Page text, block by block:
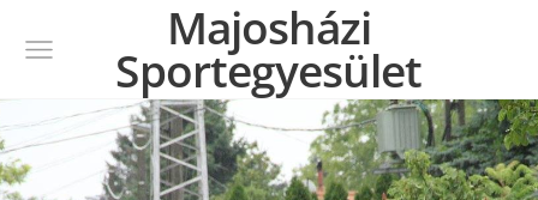
Majosházi
Sportegyesület